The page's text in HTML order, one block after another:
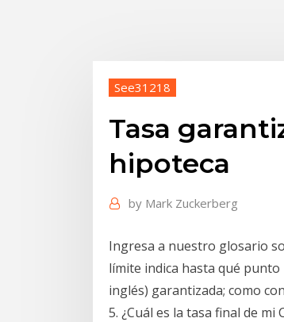
See31218
Tasa
hipoteca
by Mark Zuckerberg
Ingresa a nuestro glosario
límite indica hasta qué
inglés) garantizada; como
5. ¿Cuál es la tasa final de